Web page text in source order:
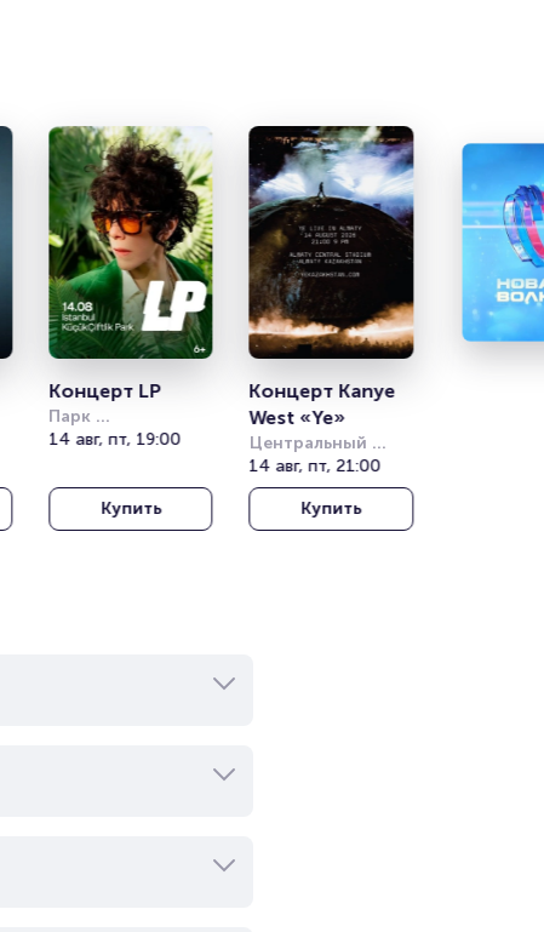
Концерт LP
Парк
Кучукчифтлик
14 авг, пт, 19:00
Купить
Концерт Kanye
West «Ye»
Центральный
стадион Алматы
14 авг, пт, 21:00
Купить